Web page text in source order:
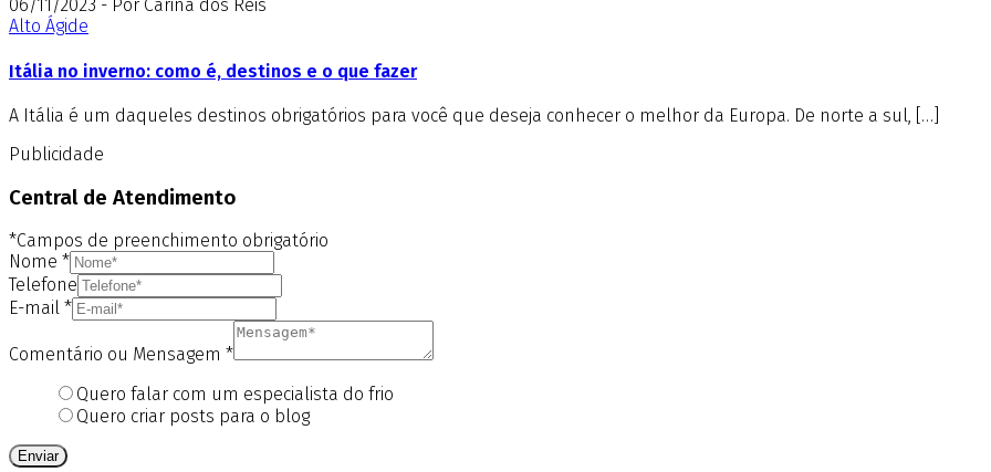
06/11/2023 - Por Carina dos Reis
Alto Ágide
Itália no inverno: como é, destinos e o que fazer
A Itália é um daqueles destinos obrigatórios para você que deseja conhecer o melhor da Europa. De norte a sul, […]
Publicidade
Central de Atendimento
*Campos de preenchimento obrigatório
Nome *
Telefone
E-mail *
Comentário ou Mensagem *
Quero falar com um especialista do frio
Quero criar posts para o blog
Enviar